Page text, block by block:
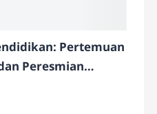
Pertemuan
Peresmian
FITK UIN Sunan